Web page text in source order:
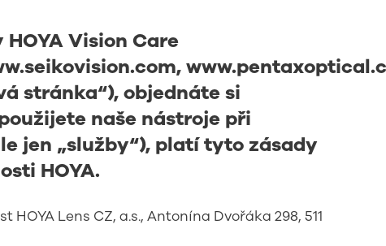
Vision Care
,
stránka“), objednáte si
naše nástroje při
jen „služby“), platí tyto zásady
HOYA.
Lens CZ, a.s., Antonína Dvořáka 298, 511